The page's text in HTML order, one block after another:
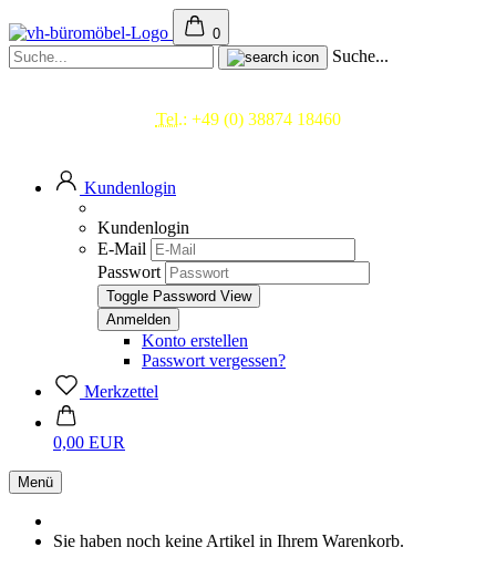
0
Suche...
Tel.: +49 (0) 38874 18460
Kundenlogin
Kundenlogin
E-Mail
Passwort
Toggle Password View
Konto erstellen
Passwort vergessen?
Merkzettel
0,00 EUR
Menü
Sie haben noch keine Artikel in Ihrem Warenkorb.